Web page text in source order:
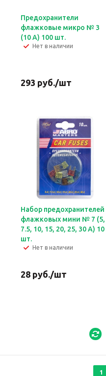
Предохранители
флажковые микро № 3
(10 А) 100 шт.
Нет в наличии
293 руб./шт
Набор предохранителей
флажковых мини № 7 (5,
7.5, 10, 15, 20, 25, 30 А) 10
шт.
Нет в наличии
28руб./шт
1